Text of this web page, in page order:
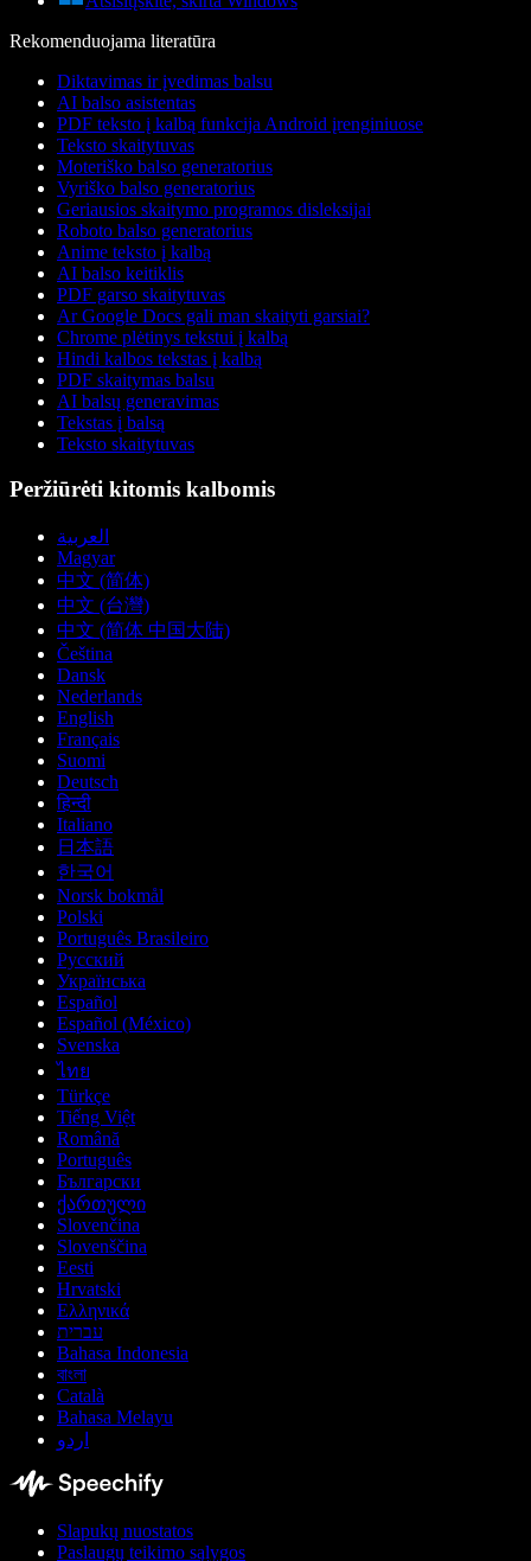
Rekomenduojama literatūra
Diktavimas ir įvedimas balsu
AI balso asistentas
PDF teksto į kalbą funkcija Android įrenginiuose
Teksto skaitytuvas
Moteriško balso generatorius
Vyriško balso generatorius
Geriausios skaitymo programos disleksijai
Roboto balso generatorius
Anime teksto į kalbą
AI balso keitiklis
PDF garso skaitytuvas
Ar Google Docs gali man skaityti garsiai?
Chrome plėtinys tekstui į kalbą
Hindi kalbos tekstas į kalbą
PDF skaitymas balsu
AI balsų generavimas
Tekstas į balsą
Teksto skaitytuvas
Peržiūrėti kitomis kalbomis
العربية
Magyar
中文 (简体)
中文 (台灣)
中文 (简体 中国大陆)
Čeština
Dansk
Nederlands
English
Français
Suomi
Deutsch
हिन्दी
Italiano
日本語
한국어
Norsk bokmål
Polski
Português Brasileiro
Русский
Українська
Español
Español (México)
Svenska
ไทย
Türkçe
Tiếng Việt
Română
Português
Български
ქართული
Slovenčina
Slovenščina
Eesti
Hrvatski
Ελληνικά
עברית
Bahasa Indonesia
বাংলা
Català
Bahasa Melayu
اردو
Slapukų nuostatos
Paslaugų teikimo sąlygos